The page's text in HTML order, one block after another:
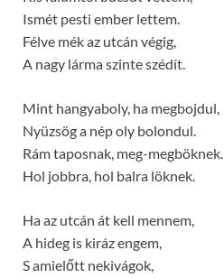
Ismét pesti ember lettem.
Félve mék az utcán végig,
A nagy lárma szinte szédít.
Mint hangyaboly, ha megbojdul,
Nyüzsög a nép oly bolondul.
Rám taposnak, meg-megböknek.
Hol jobbra, hol balra löknek.
Ha az utcán át kell mennem,
A hideg is kiráz engem,
S amielőtt nekivágok,